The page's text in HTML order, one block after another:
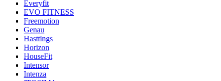
Everyfit
EVO FITNESS
Freemotion
Genau
Hasttings
Horizon
HouseFit
Intensor
Intenza